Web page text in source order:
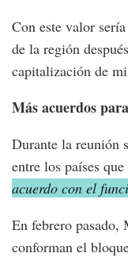
Con este valor
de la región
capitalización de
Más acuerdos
Durante la reunión
entre los países
acuerdo con el
En febrero
conforman el